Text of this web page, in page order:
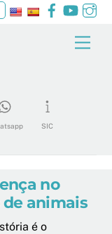
Facebook
SIC
no
animais
é o